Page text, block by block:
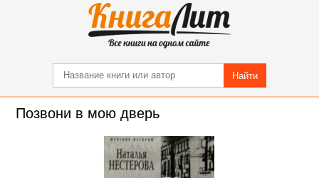
Найти
Позвони в мою дверь